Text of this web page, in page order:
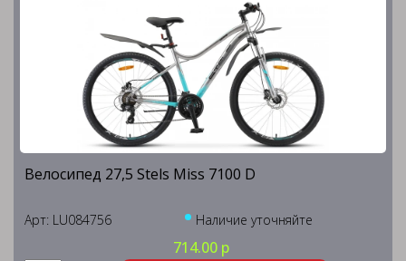
Велосипед 27,5 Stels Miss 7100 D
Арт: LU084756 Наличие уточняйте
714.00 р